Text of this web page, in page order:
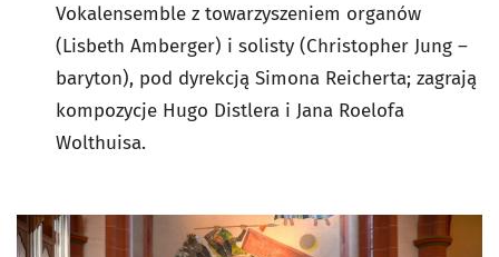
Vokalensemble z towarzyszeniem organów
(Lisbeth Amberger) i solisty (Christopher Jung –
baryton), pod dyrekcją Simona Reicherta; zagrają
kompozycje Hugo Distlera i Jana Roelofa
Wolthuisa.